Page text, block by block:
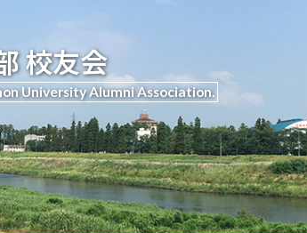
校友会
University Alumni Association.